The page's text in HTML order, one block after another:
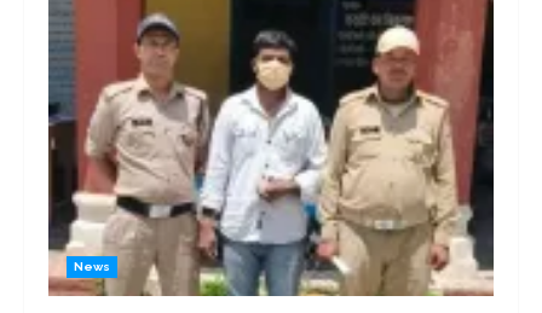
News